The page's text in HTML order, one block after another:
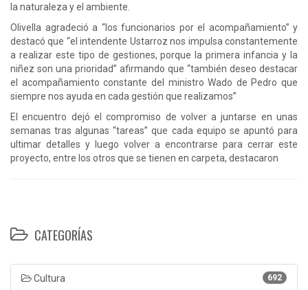
la naturaleza y el ambiente.
Olivella agradeció a “los funcionarios por el acompañamiento” y
destacó que “el intendente Ustarroz nos impulsa constantemente
a realizar este tipo de gestiones, porque la primera infancia y la
niñez son una prioridad” afirmando que “también deseo destacar
el acompañamiento constante del ministro Wado de Pedro que
siempre nos ayuda en cada gestión que realizamos”
El encuentro dejó el compromiso de volver a juntarse en unas
semanas tras algunas “tareas” que cada equipo se apuntó para
ultimar detalles y luego volver a encontrarse para cerrar este
proyecto, entre los otros que se tienen en carpeta, destacaron
CATEGORÍAS
692
Cultura